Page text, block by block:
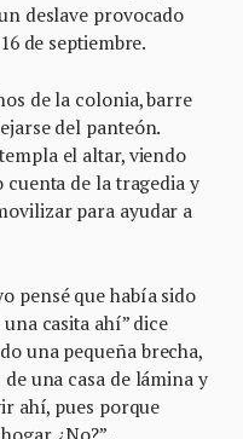
deslave provocado
de septiembre.
de la colonia, barre
del panteón.
el altar, viendo
cuenta de la tragedia y
para ayudar a
pensé que había sido
casita ahí” dice
una pequeña brecha,
una casa de lámina y
ahí, pues porque
¿No?”.